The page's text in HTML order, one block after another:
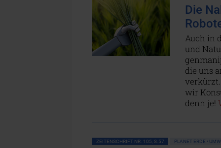
Die
Auch in
und
die uns
verkürzt.
wir
denn je!
ZEITENSCHRIFT NR. 105, S.57 PLANET ERDE •